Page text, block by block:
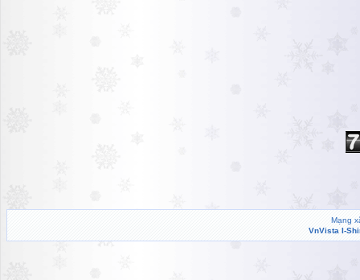
Mạng
VnVista I-